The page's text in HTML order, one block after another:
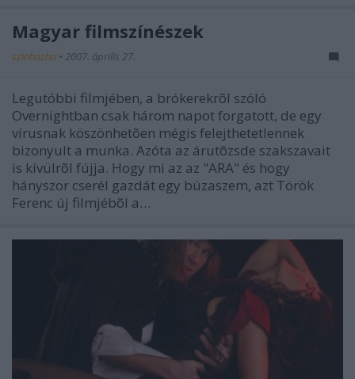
Magyar filmszínészek
szinhazhu • 2007. április 27.
Legutóbbi filmjében, a brókerekrõl szóló
Overnightban csak három napot forgatott, de egy
vírusnak köszönhetõen mégis felejthetetlennek
bizonyult a munka. Azóta az árutõzsde szakszavait
is kívülrõl fújja. Hogy mi az az "ARA" és hogy
hányszor cserél gazdát egy búzaszem, azt Török
Ferenc új filmjébõl a…